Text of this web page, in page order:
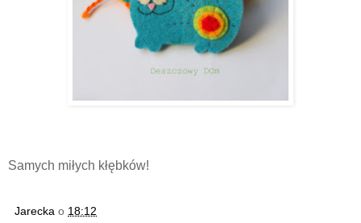
Samych miłych kłębków!
Jarecka o 18:12